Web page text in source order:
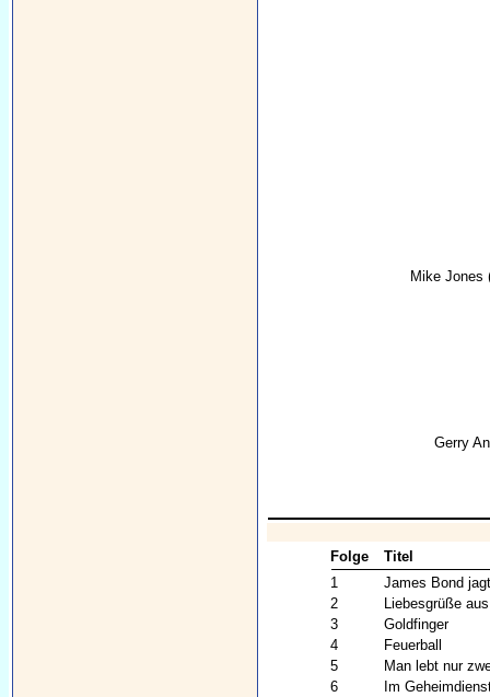
Mike Jones
Gerry
Folge
Titel
1
James Bond
2
Liebesgrüße
3
Goldfinger
4
Feuerball
5
Man lebt nur
6
Im